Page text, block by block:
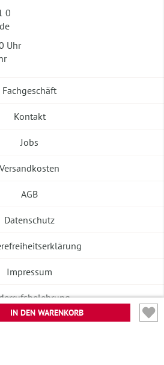
IN DEN WARENKORB
0
Uhr
Fachgeschäft
Kontakt
Jobs
Versandkosten
AGB
Datenschutz
Impressum
widerrufen